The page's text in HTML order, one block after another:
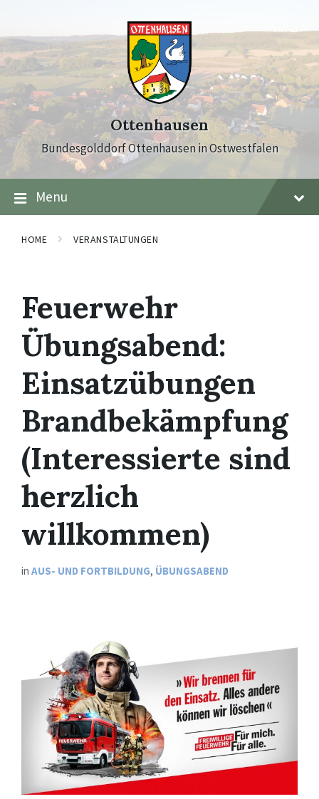
content
main
navigation
footer
Ottenhausen
Bundesgolddorf Ottenhausen in Ostwestfalen
Menu
HOME VERANSTALTUNGEN
Feuerwehr
Übungsabend:
Einsatzübungen
Brandbekämpfung
(Interessierte sind
herzlich
willkommen)
in AUS- UND FORTBILDUNG, ÜBUNGSABEND